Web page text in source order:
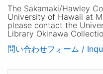
The Sakamaki/Hawley
University of Hawaii at
please contact the
Library Okinawa
問い合わせフォーム /